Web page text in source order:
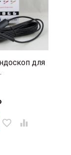
для
favorite_border 